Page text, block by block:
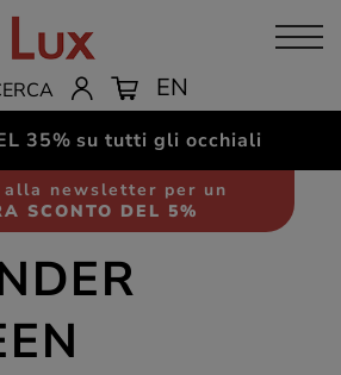
EN
35% su tutti gli occhiali
newsletter per un
SCONTO DEL 5%
da sole Donna